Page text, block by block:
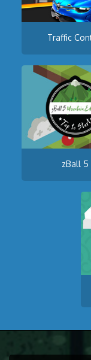
Traffic
zBall 5